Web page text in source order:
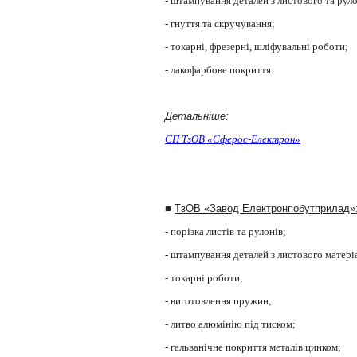
- гнуття та скручування;
- токарні, фрезерні, шліфувальні роботи;
- лакофарбове покриття.
Детальніше:
СП ТзОВ «Сферос-Електрон»
■ ТзОВ «Завод Електронпобутприлад»:
- порізка листів та рулонів;
- штампування деталей з листового
- токарні роботи;
- виготовлення пружин;
- литво алюмінію під тиском;
- гальванічне покриття металів цинком;